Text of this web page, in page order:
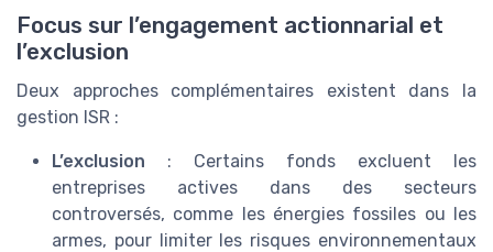
Focus sur l’engagement actionnarial et
l’exclusion
Deux approches complémentaires existent dans la
gestion ISR :
L’exclusion : Certains fonds excluent les
entreprises actives dans des secteurs
controversés, comme les énergies fossiles ou les
armes, pour limiter les risques environnementaux